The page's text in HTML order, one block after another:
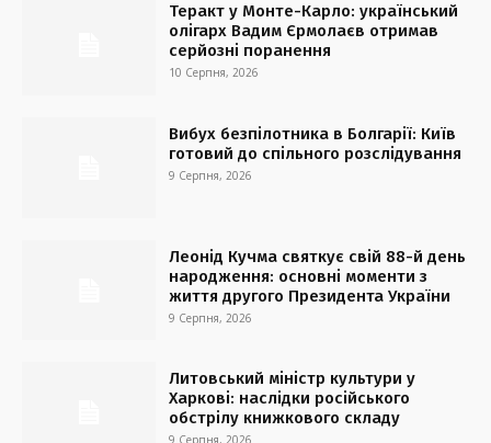
Теракт у Монте-Карло: український
олігарх Вадим Єрмолаєв отримав
серйозні поранення
10 Серпня, 2026
Вибух безпілотника в Болгарії: Київ
готовий до спільного розслідування
9 Серпня, 2026
Леонід Кучма святкує свій 88-й день
народження: основні моменти з
життя другого Президента України
9 Серпня, 2026
Литовський міністр культури у
Харкові: наслідки російського
обстрілу книжкового складу